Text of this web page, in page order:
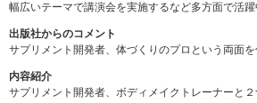
幅広いテーマで講演会を実施するなど多方面で活躍
出版社からのコメント
サプリメント開発者、体づくりのプロという両面
内容紹介
サプリメント開発者、ボディメイクトレーナーと